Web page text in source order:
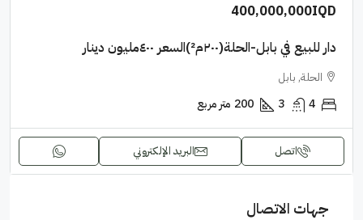
400,000,000IQD
دار للبيع في بابل-الحلة(٢٠٠م²)السعر ٤٠٠مليون دينار
الحلة, بابل
4
3
200 متر مربع
اتصل البريد الإلكتروني
جهات الاتصال